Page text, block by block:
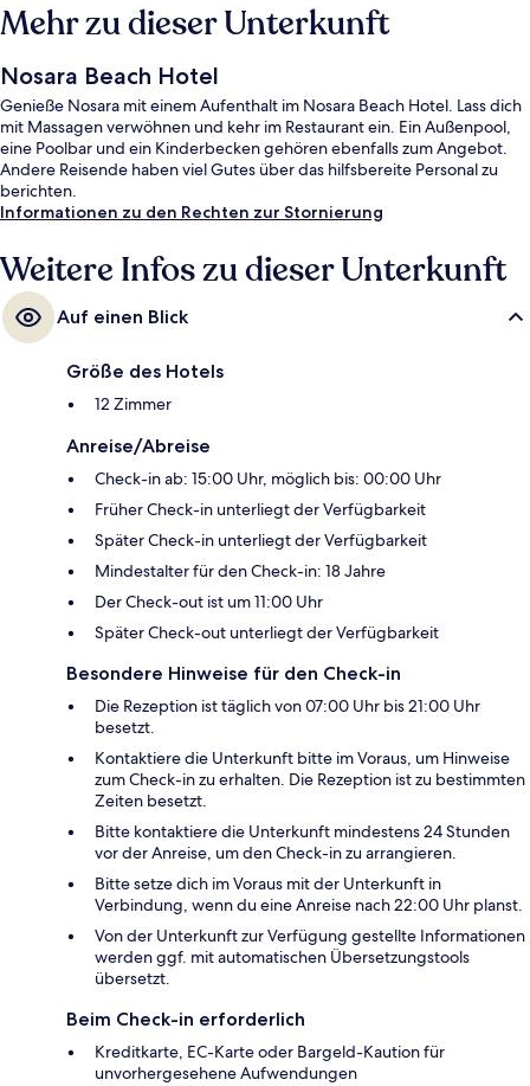
Mehr zu dieser Unterkunft
Nosara Beach Hotel
Genieße Nosara mit einem Aufenthalt im Nosara Beach Hotel. Lass dich
mit Massagen verwöhnen und kehr im Restaurant ein. Ein Außenpool,
eine Poolbar und ein Kinderbecken gehören ebenfalls zum Angebot.
Andere Reisende haben viel Gutes über das hilfsbereite Personal zu
berichten.
Informationen zu den Rechten zur Stornierung
Weitere Infos zu dieser Unterkunft
Auf einen Blick
Größe des Hotels
12 Zimmer
Anreise/Abreise
Check-in ab: 15:00 Uhr, möglich bis: 00:00 Uhr
Früher Check-in unterliegt der Verfügbarkeit
Später Check-in unterliegt der Verfügbarkeit
Mindestalter für den Check-in: 18 Jahre
Der Check-out ist um 11:00 Uhr
Später Check-out unterliegt der Verfügbarkeit
Besondere Hinweise für den Check-in
Die Rezeption ist täglich von 07:00 Uhr bis 21:00 Uhr
besetzt.
Kontaktiere die Unterkunft bitte im Voraus, um Hinweise
zum Check-in zu erhalten. Die Rezeption ist zu bestimmten
Zeiten besetzt.
Bitte kontaktiere die Unterkunft mindestens 24 Stunden
vor der Anreise, um den Check-in zu arrangieren.
Bitte setze dich im Voraus mit der Unterkunft in
Verbindung, wenn du eine Anreise nach 22:00 Uhr planst.
Von der Unterkunft zur Verfügung gestellte Informationen
werden ggf. mit automatischen Übersetzungstools
übersetzt.
Beim Check-in erforderlich
Kreditkarte, EC-Karte oder Bargeld-Kaution für
unvorhergesehene Aufwendungen